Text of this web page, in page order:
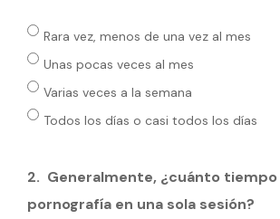
Rara vez, menos de una vez al mes
Unas pocas veces al mes
Varias veces a la semana
Todos los días o casi todos los días
2. Generalmente, ¿cuánto tiempo
pornografía en una sola sesión?